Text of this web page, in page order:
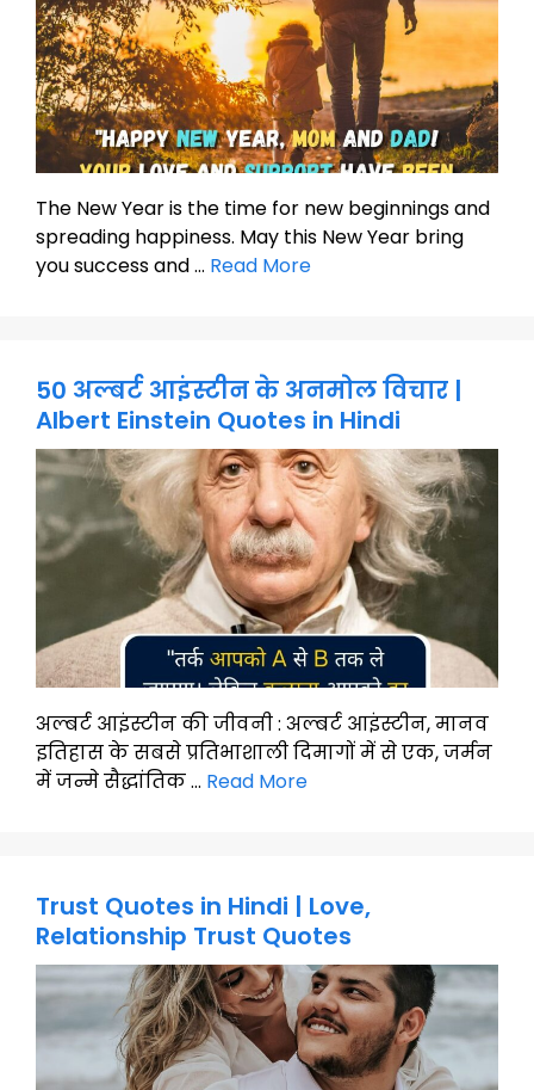
The New Year is the time for new beginnings and
spreading happiness. May this New Year bring
you success and … Read More
50 अल्बर्ट आइंस्टीन के अनमोल विचार |
Albert Einstein Quotes in Hindi
अल्बर्ट आइंस्टीन की जीवनी : अल्बर्ट आइंस्टीन, मानव
इतिहास के सबसे प्रतिभाशाली दिमागों में से एक, जर्मन
में जन्मे सैद्धांतिक … Read More
Trust Quotes in Hindi | Love,
Relationship Trust Quotes